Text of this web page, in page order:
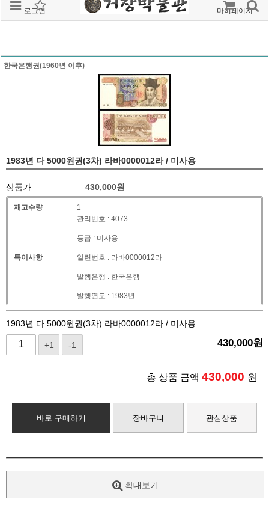
로그인 회원가입 주문조회 마이페이지
한국은행권(1960년 이후)
1983년 다 5000원권(3차) 라바0000012라 / 미사용
상품가 430,000원
재고수량 1
특이사항
관리번호 : 4073
등급 : 미사용
일련번호 : 라바0000012라
발행은행 : 한국은행
발행연도 : 1983년
1983년 다 5000원권(3차) 라바0000012라 / 미사용
+1 -1 430,000원
총 상품 금액 430,000 원
바로 구매하기 장바구니 관심상품
확대보기